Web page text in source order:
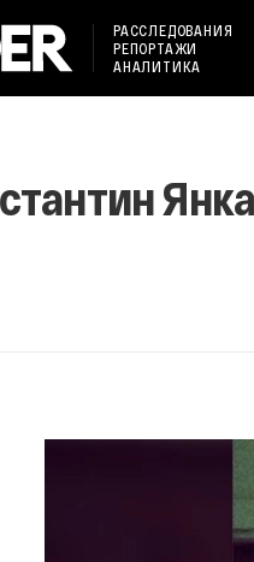
РАССЛЕДОВАНИЯ
РЕПОРТАЖИ
АНАЛИТИКА